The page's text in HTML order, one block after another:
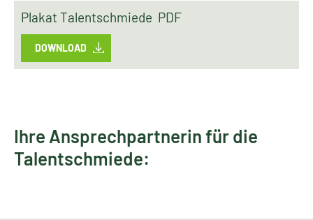
Plakat Talentschmiede PDF
DOWNLOAD
Ihre Ansprechpartnerin für die
Talentschmiede: